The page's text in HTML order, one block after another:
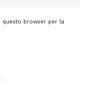
questo browser per la
-